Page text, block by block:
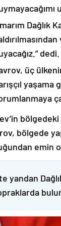
Dağlık
dedi.
üç
bölgede
emin
yandan